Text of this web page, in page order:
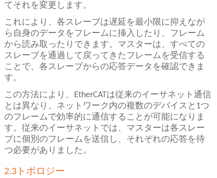
てそれを変更します。
これにより、各スレーブは遅延を最小限に抑えなが
ら自身のデータをフレームに挿入したり、フレーム
から読み取ったりできます。マスターは、すべての
スレーブを通過して戻ってきたフレームを受信する
ことで、各スレーブからの応答データを確認できま
す。
この方法により、EtherCATは従来のイーサネット通信
とは異なり、ネットワーク内の複数のデバイスと1つ
のフレームで効率的に通信することが可能になりま
す。従来のイーサネットでは、マスターは各スレー
ブに個別のフレームを送信し、それぞれの応答を待
つ必要がありました。
2.3トポロジー